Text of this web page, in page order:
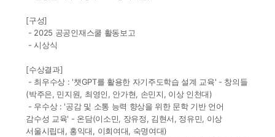
[구성]
- 2025 공공인재스쿨 활동보고
- 시상식
[수상결과]
- 최우수상 : '챗GPT를 활용한 자기주도학습 설계 교육' - 창의들
(박주은, 민지원, 최영인, 안가현, 손민지, 이상 인천대)
- 우수상 : '공감 및 소통 능력 향상을 위한 문학 기반 언어
감수성 교육' - 온담(이소민, 장유정, 김현서, 정유민, 이상
서울시립대, 홍익대, 이회여대, 숙명여대)